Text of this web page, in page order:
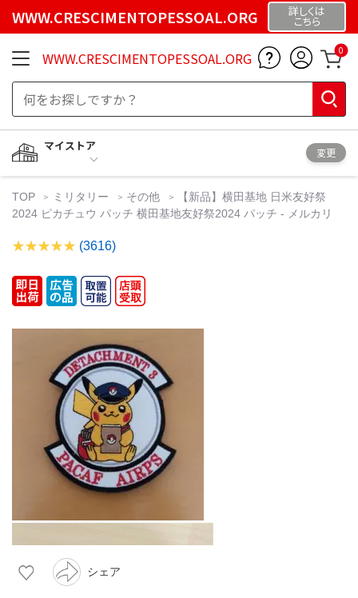
WWW.CRESCIMENTOPESSOAL.ORG 詳しくは
こちら
WWW.CRESCIMENTOPESSOAL.ORG 0
マイストア
変更
TOP ミリタリー その他
【新品】横田基地 日米友好祭
2024 ピカチュウ パッチ 横田基地友好祭2024 パッチ - メルカリ
(3616)
シェア